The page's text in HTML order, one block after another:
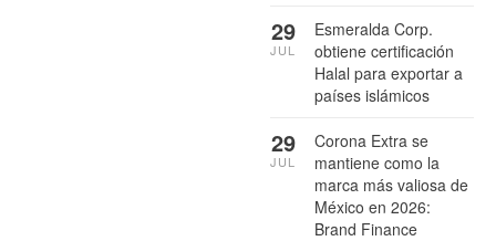
Esmeralda Corp.
obtiene certificación
Halal para exportar a
países islámicos
29
JUL
Corona Extra se
mantiene como la
marca más valiosa de
México en 2026:
Brand Finance
29
JUL